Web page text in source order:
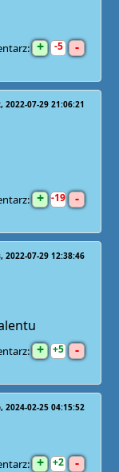
+ 5 -
2022-07-29 21:06:21
+ 19 -
2022-07-29 12:38:46
+ 5 -
2024-02-25 04:15:52
+ 2 -